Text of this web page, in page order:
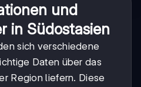
und
in Südostasien
sich verschiedene
Daten über das
Region liefern. Diese